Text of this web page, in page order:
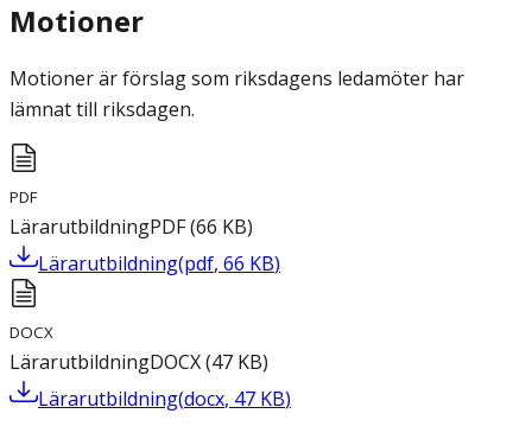
Motioner
Motioner är förslag som riksdagens ledamöter har
lämnat till riksdagen.
PDF
LärarutbildningPDF(66 KB)
Lärarutbildning(pdf, 66 KB)
DOCX
LärarutbildningDOCX(47 KB)
Lärarutbildning(docx, 47 KB)